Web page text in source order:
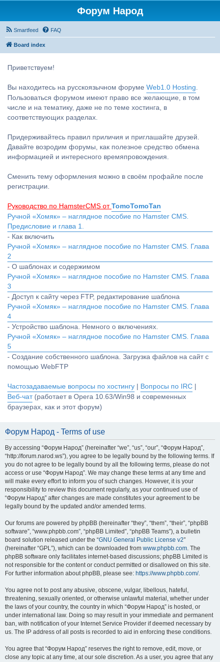
Форум Народ
Smartfeed FAQ
Board index
Приветствуем!
Вы находитесь на русскоязычном форуме Web1.0 Hosting.
Пользоваться форумом имеют право все желающие, в том
числе и на тематику, даже не по теме хостинга, в
соответствующих разделах.
Придерживайтесь правил приличия и приглашайте друзей.
Давайте возродим форумы, как полезное средство обмена
информацией и интересного времяпровождения.
Сменить тему оформления можно в своём профайле после
регистрации.
Руководство по HamsterCMS от TomoTomoTan
Ручной «Хомяк» – наглядное пособие по Hamster CMS.
Предисловие и глава 1.
- Как включить
Ручной «Хомяк» – наглядное пособие по Hamster CMS. Глава
2
- О шаблонах и содержимом
Ручной «Хомяк» – наглядное пособие по Hamster CMS. Глава
3
- Доступ к сайту через FTP, редактирование шаблона
Ручной «Хомяк» – наглядное пособие по Hamster CMS. Глава
4
- Устройство шаблона. Немного о включениях.
Ручной «Хомяк» – наглядное пособие по Hamster CMS. Глава
5
- Создание собственного шаблона. Загрузка файлов на сайт с
помощью WebFTP
Частозадаваемые вопросы по хостингу Вопросы по IRC
Веб-чат(работает в Opera 10.63/Win98 и современных
браузерах, как и этот форум)
Форум Народ - Terms of use
By accessing “Форум Народ” (hereinafter “we”, “us”, “our”, “Форум Народ”,
“http://forum.narod.ws”), you agree to be legally bound by the following terms. If
you do not agree to be legally bound by all the following terms, please do not
access or use “Форум Народ”. We may change these terms at any time and
will make every effort to inform you of such changes. However, it is your
responsibility to review this document regularly, as your continued use of
“Форум Народ” after changes are made constitutes your agreement to be
legally bound by the updated and/or amended terms.
Our forums are powered by phpBB (hereinafter “they”, “them”, “their”, “phpBB
software”, “www.phpbb.com”, “phpBB Limited”, “phpBB Teams”), a bulletin
board solution released under the “GNU General Public License v2”
(hereinafter “GPL”), which can be downloaded from www.phpbb.com. The
phpBB software only facilitates internet-based discussions; phpBB Limited is
not responsible for the content or conduct permitted or disallowed on this site.
For further information about phpBB, please see: https://www.phpbb.com/.
You agree not to post any abusive, obscene, vulgar, libellous, hateful,
threatening, sexually oriented, or otherwise unlawful material, whether under
the laws of your country, the country in which “Форум Народ” is hosted, or
under international law. Doing so may result in your immediate and permanent
ban, with notification of your Internet Service Provider if deemed necessary by
us. The IP address of all posts is recorded to aid in enforcing these conditions.
You agree that “Форум Народ” reserves the right to remove, edit, move, or
close any topic at any time, at our sole discretion. As a user, you agree that any